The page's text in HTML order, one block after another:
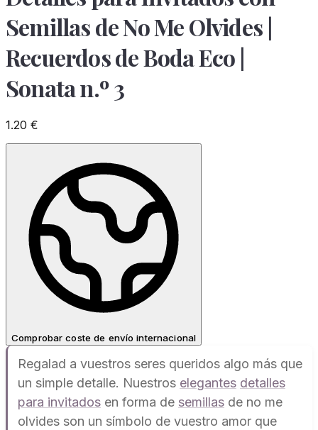
Semillas de No Me Olvides |
Recuerdos de Boda Eco |
Sonata n.º 3
1.20 €
Comprobar coste de envío internacional
Regalad a vuestros seres queridos algo más que
un simple detalle. Nuestros elegantes detalles
para invitados en forma de semillas de no me
olvides son un símbolo de vuestro amor que